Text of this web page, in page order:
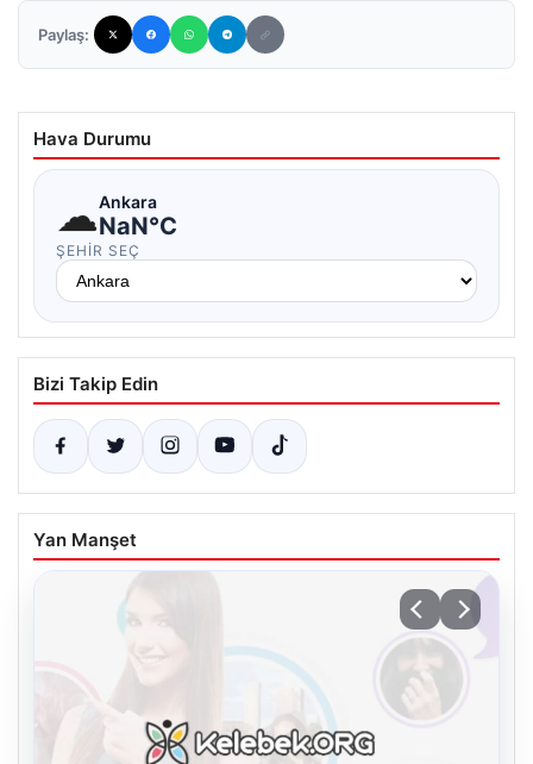
Paylaş:
Hava Durumu
☁Ankara
NaN°C
ŞEHIR SEÇ
Bizi Takip Edin
Yan Manşet